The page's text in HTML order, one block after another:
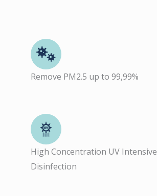
Remove PM2.5 up to 99,99%
High Concentration UV Intensive
Disinfection